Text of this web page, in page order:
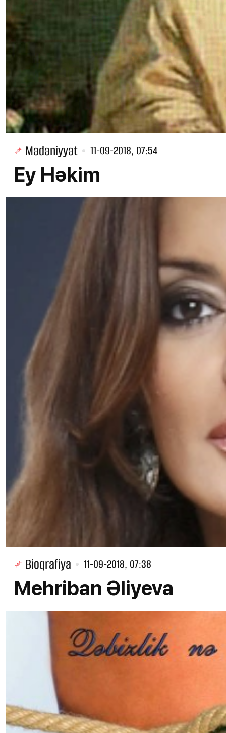
Mədəniyyət 11-09-2018, 07:54
Ey Həkim
Bioqrafiya 11-09-2018, 07:38
Mehriban Əliyeva